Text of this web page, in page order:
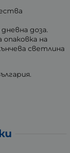
доза.
на
светлина